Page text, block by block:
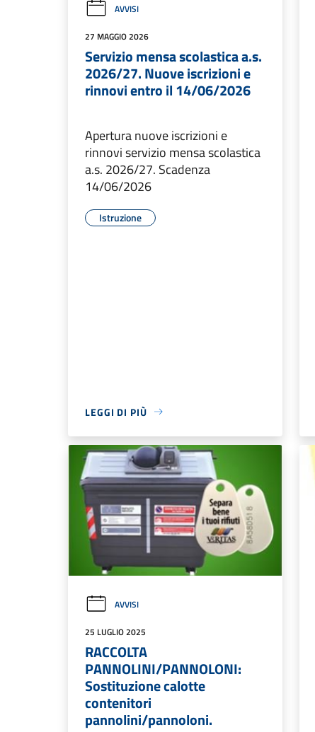
AVVISI
27 MAGGIO 2026
Servizio mensa scolastica a.s.
2026/27. Nuove iscrizioni e
rinnovi entro il 14/06/2026
Apertura nuove iscrizioni e
rinnovi servizio mensa scolastica
a.s. 2026/27. Scadenza
14/06/2026
Istruzione
LEGGI DI PIÙ
AVVISI
25 LUGLIO 2025
RACCOLTA
PANNOLINI/PANNOLONI:
Sostituzione calotte
contenitori
pannolini/pannoloni.